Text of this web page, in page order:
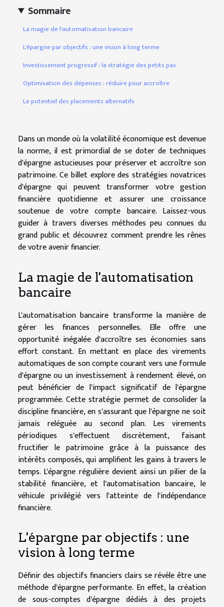
Sommaire
La magie de l'automatisation bancaire
L'épargne par objectifs : une vision à long terme
Investissement progressif : la stratégie des petits pas
Optimisation des dépenses : réduire pour accroître
Le potentiel des placements alternatifs
Dans un monde où la volatilité économique est devenue
la norme, il est primordial de se doter de techniques
d'épargne astucieuses pour préserver et accroître son
patrimoine. Ce billet explore des stratégies novatrices
d'épargne qui peuvent transformer votre gestion
financière quotidienne et assurer une croissance
soutenue de votre compte bancaire. Laissez-vous
guider à travers diverses méthodes peu connues du
grand public et découvrez comment prendre les rênes
de votre avenir financier.
La magie de l'automatisation
bancaire
L'automatisation bancaire transforme la manière de
gérer les finances personnelles. Elle offre une
opportunité inégalée d'accroître ses économies sans
effort constant. En mettant en place des virements
automatiques de son compte courant vers une formule
d'épargne ou un investissement à rendement élevé, on
peut bénéficier de l'impact significatif de l'épargne
programmée. Cette stratégie permet de consolider la
discipline financière, en s'assurant que l'épargne ne soit
jamais reléguée au second plan. Les virements
périodiques s'effectuent discrètement, faisant
fructifier le patrimoine grâce à la puissance des
intérêts composés, qui amplifient les gains à travers le
temps. L'épargne régulière devient ainsi un pilier de la
stabilité financière, et l'automatisation bancaire, le
véhicule privilégié vers l'atteinte de l'indépendance
financière.
L'épargne par objectifs : une
vision à long terme
Définir des objectifs financiers clairs se révèle être une
méthode d'épargne performante. En effet, la création
de sous-comptes d'épargne dédiés à des projets